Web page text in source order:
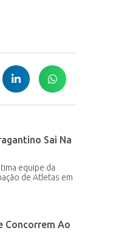
Sai Na
equipe da
de Atletas em
Concorrem Ao